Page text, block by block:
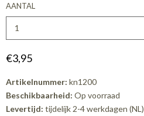
AANTAL
€3,95
Artikelnummer: kn1200
Beschikbaarheid: Op voorraad
Levertijd: tijdelijk 2-4 werkdagen (NL)